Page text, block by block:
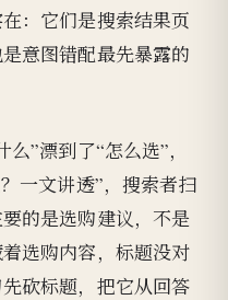
：它们是搜索结果页
意图错配最先暴露的
”漂到了“怎么选”，
一文讲透”，搜索者扫
的是选购建议，不是
选购内容，标题没对
砍标题，把它从回答